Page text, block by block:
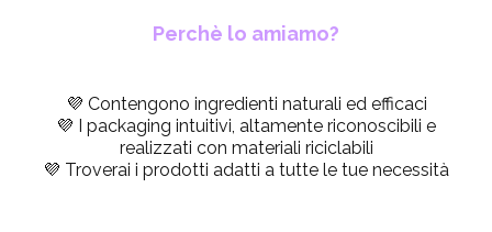
Perchè lo amiamo?
💜 Contengono ingredienti naturali ed efficaci
💜 I packaging intuitivi, altamente riconoscibili e
realizzati con materiali riciclabili
💜 Troverai i prodotti adatti a tutte le tue necessità